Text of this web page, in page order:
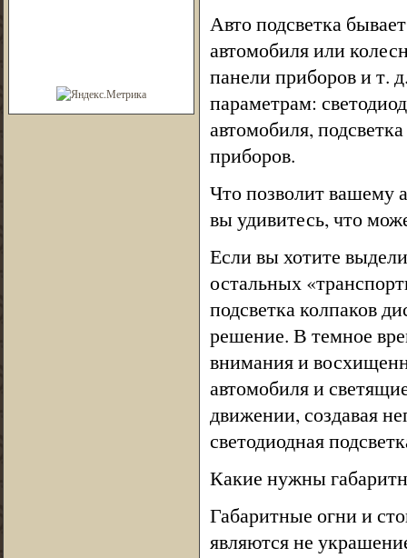
Авто подсветка
автомобиля или
панели приборов и т.
параметрам:
автомобиля,
приборов.
Что позволит вашему
вы удивитесь, что
Если вы хотите
остальных
подсветка колпаков
решение. В темное
внимания и
автомобиля и
движении, создавая
светодиодная
Какие нужны
Габаритные огни и
являются не